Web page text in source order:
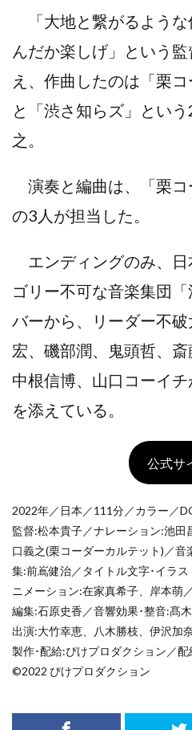
「大地と繋がるような
んだか楽しげ」という
え、作曲したのは「栗コ
と「渋さ知らズ」とい
之。
演奏と編曲は、「栗コ
の3人が担当した。
エンディングのみ、日
ゴリー不可な音楽集団
バーから、リーダー不
宏、磯部潤、鬼頭哲、斎
中根信博、山口コーイ
を添えている。
公式サ
2022年／日本／111分／カラー／
監督:松本貴子／ナレーション:池田
口義之(栗コーダーカルテット)／
集:前嶌健治／タイトル文字･イラ
ニメーション:在家真希子、岸本萌
編集:石原史香／音響効果･整音:髙
出演:大竹幸恵、八木勝枝、伊沢加
製作･配給:ぴけプロダクション／
©︎2022 ぴけプロダクション